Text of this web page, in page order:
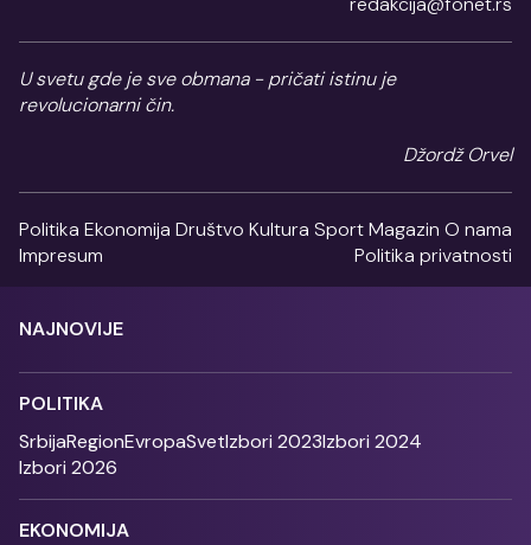
U svetu gde je sve obmana - pričati istinu je
revolucionarni čin.
Džordž Orvel
Politika Ekonomija Društvo Kultura SportMagazin O nama
Impresum
Politika privatnosti
NAJNOVIJE
POLITIKA
SrbijaRegionEvropaSvetIzbori 2023Izbori 2024
Izbori 2026
EKONOMIJA